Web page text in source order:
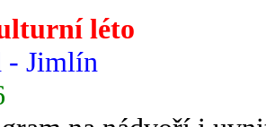
léto
- Jimlín